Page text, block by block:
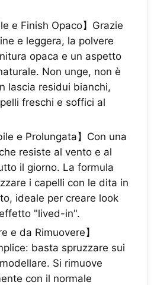
e Finish Opaco】Grazie
e leggera, la polvere
opaca e un aspetto
Non unge, non è
lascia residui bianchi,
freschi e soffici al
e Prolungata】Con una
resiste al vento e al
il giorno. La formula
i capelli con le dita in
ideale per creare look
"lived-in".
e da Rimuovere】
basta spruzzare sui
Si rimuove
con il normale